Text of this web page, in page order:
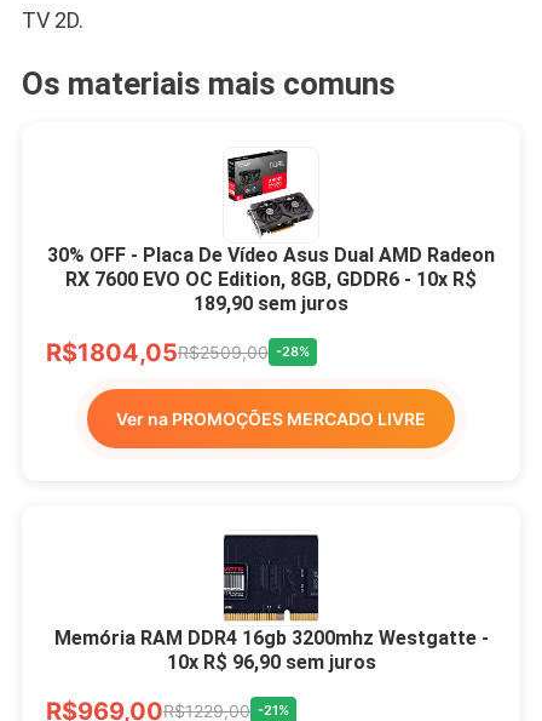
TV 2D.
Os materiais mais comuns
30% OFF - Placa De Vídeo Asus Dual AMD Radeon
RX 7600 EVO OC Edition, 8GB, GDDR6 - 10x R$
189,90 sem juros
R$1804,05R$2509,00 -28%
Ver na PROMOÇÕES MERCADO LIVRE
Memória RAM DDR4 16gb 3200mhz Westgatte -
10x R$ 96,90 sem juros
R$969,00R$1229,00 -21%